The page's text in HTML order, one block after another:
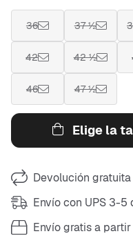
36 37 ½
42 42 ½
46 47 ½
Elige la
Devolución gratuita
Envío con UPS 3-5
Envío gratis a